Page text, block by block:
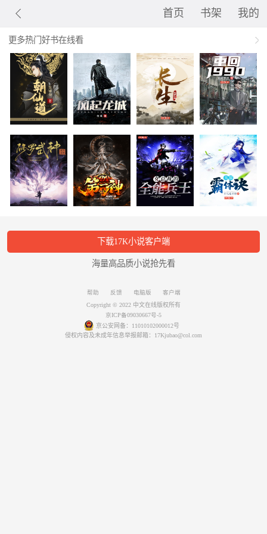
首页 书架 我的
更多热门好书在线看
下载17K小说客户端
海量高品质小说抢先看
帮助 反馈 电脑版
客户端
Copyright © 2022 中文在线版权所有
京ICP备09030667号-5
京公安网备：11010102000012号
侵权内容及未成年信息举报邮箱：17Kjubao@col.com